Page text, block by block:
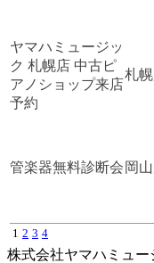
ヤマハミュージッ
ク 札幌店 中古ピ
アノショップ来店
予約
札
管楽器無料診断会 岡
1 2 3 4
株式会社ヤマハミュー